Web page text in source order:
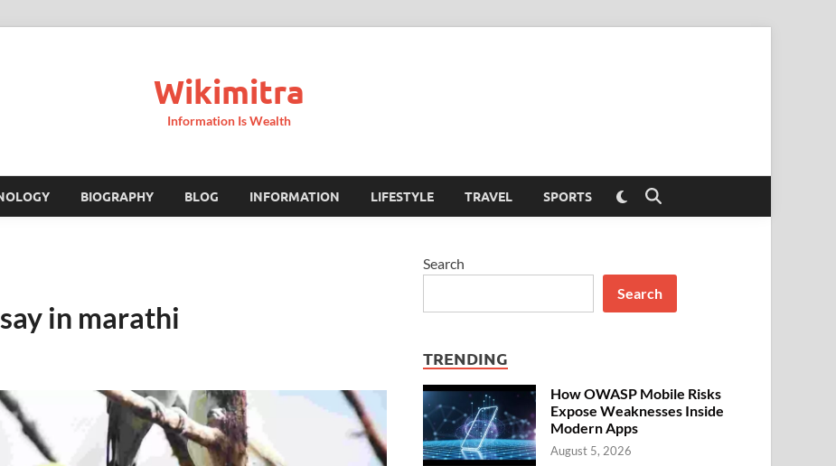
Wikimitra
Information Is Wealth
BIOGRAPHY BLOG INFORMATION LIFESTYLE TRAVEL SPORTS Switch
to
Open
Search
in marathi
Search
Search
TRENDING
How OWASP Mobile Risks
Expose Weaknesses Inside
Modern Apps
August 5, 2026